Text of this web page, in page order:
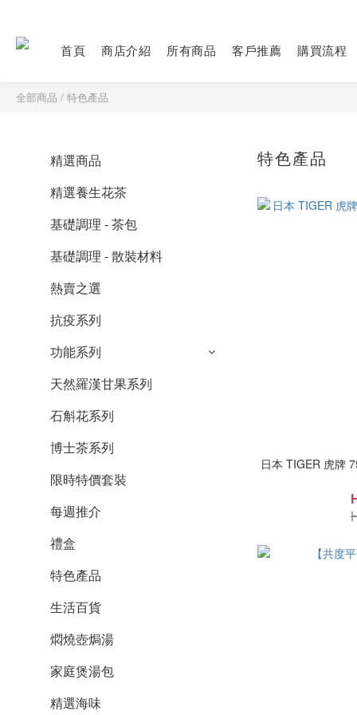
首頁 商店介紹 所有商品 客戶推薦 購買流程
全部商品 / 特色產品
精選商品
精選養生花茶
基礎調理 - 茶包
基礎調理 - 散裝材料
熱賣之選
抗疫系列
功能系列
天然羅漢甘果系列
石斛花系列
博士茶系列
限時特價套裝
每週推介
禮盒
特色產品
生活百貨
燜燒壺焗湯
家庭煲湯包
精選海味
特色產品
日本 TIGER 虎牌